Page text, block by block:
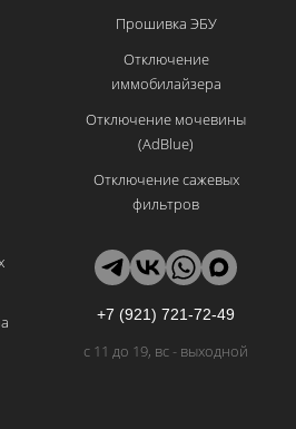
Прошивка ЭБУ
Отключение
иммобилайзера
Отключение мочевины
(AdBlue)
Отключение сажевых
фильтров
+7 (921) 721-72-49
с 11 до 19, вс - выходной